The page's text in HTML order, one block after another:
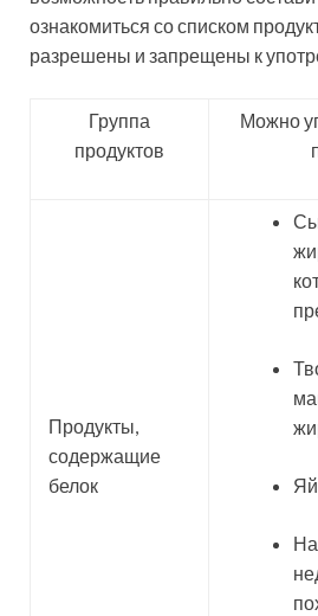
ознакомиться со списком
разрешены и запрещены к
Группа
продуктов
Можно
Продукты,
содержащие
белок